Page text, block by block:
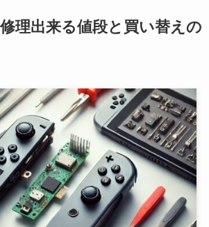
理出来る値段と買い替えの